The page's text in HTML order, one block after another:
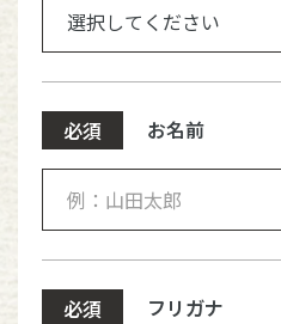
必須 お名前
必須 フリガナ